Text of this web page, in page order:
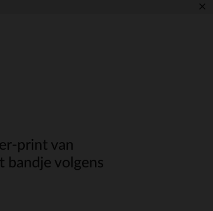
×
print van
bandje volgens